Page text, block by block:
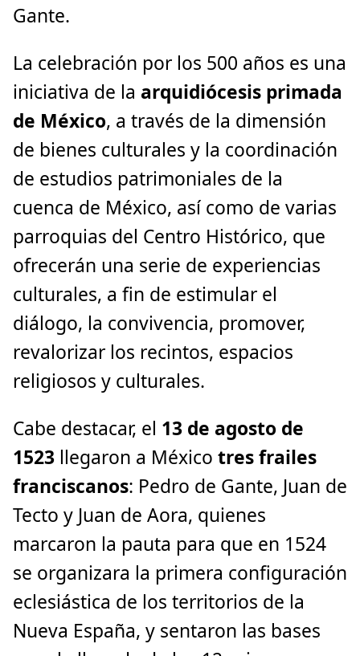
Gante.
La celebración por los 500 años es una
iniciativa de la arquidiócesis primada
de México, a través de la dimensión
de bienes culturales y la coordinación
de estudios patrimoniales de la
cuenca de México, así como de varias
parroquias del Centro Histórico, que
ofrecerán una serie de experiencias
culturales, a fin de estimular el
diálogo, la convivencia, promover,
revalorizar los recintos, espacios
religiosos y culturales.
Cabe destacar, el 13 de agosto de
1523 llegaron a México tres frailes
franciscanos: Pedro de Gante, Juan de
Tecto y Juan de Aora, quienes
marcaron la pauta para que en 1524
se organizara la primera configuración
eclesiástica de los territorios de la
Nueva España, y sentaron las bases